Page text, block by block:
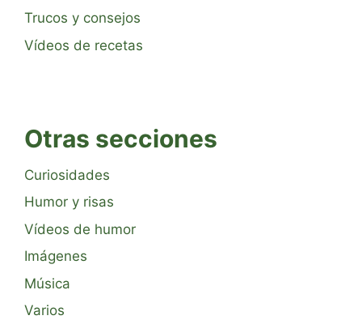
Trucos y consejos
Vídeos de recetas
Otras secciones
Curiosidades
Humor y risas
Vídeos de humor
Imágenes
Música
Varios